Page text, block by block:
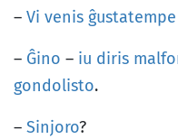
– Vi venis ĝustatempe
– Ĝino – iu diris
gondolisto.
– Sinjoro?